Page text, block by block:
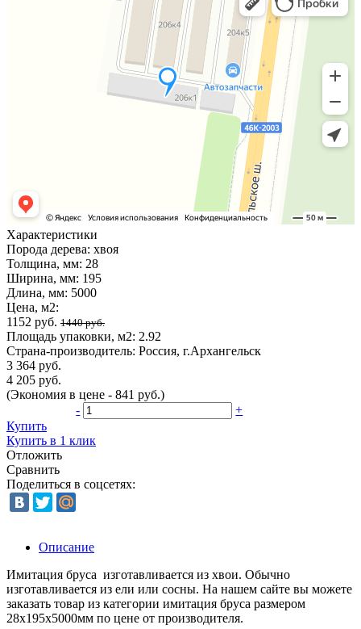
Характеристики
Порода дерева: хвоя
Толщина, мм: 28
Ширина, мм: 195
Длина, мм: 5000
Цена, м2:
1152 руб. 1440 руб.
Площадь упаковки, м2: 2.92
Страна-производитель: Россия, г.Архангельск
3 364 руб.
4 205 руб.
(Экономия в цене - 841 руб.)
-
+
Купить
Купить в 1 клик
Отложить
Сравнить
Поделиться в соцсетях:
Описание
Имитация бруса изготавливается из хвои. Обычно
изготавливается из ели или сосны. На нашем сайте вы можете
заказать товар из категории имитация бруса размером
28х195х5000мм по цене от производителя.